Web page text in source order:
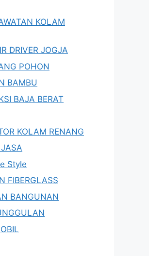
KOLAM
DRIVER JOGJA
POHON
BAMBU
BAJA BERAT
KOLAM RENANG
Style
FIBERGLASS
BANGUNAN